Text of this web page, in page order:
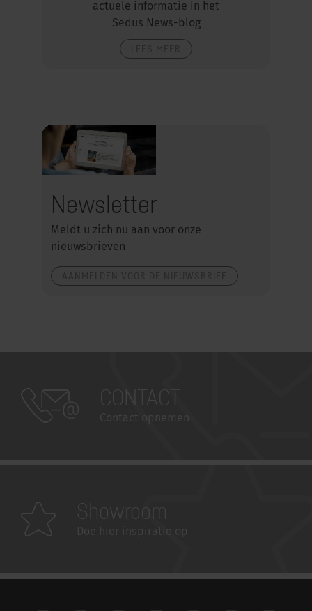
actuele informatie in het
Sedus News-blog
Newsletter
Meldt u zich nu aan voor onze
nieuwsbrieven